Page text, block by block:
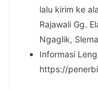
lalu kirim ke
Rajawali Gg.
Ngaglik,
Informasi
https://